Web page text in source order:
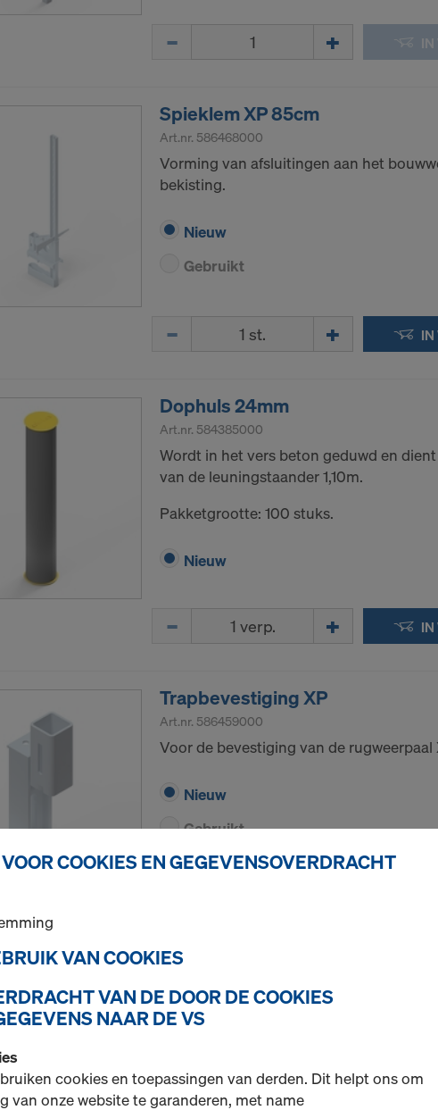
IN
Spieklem XP 85cm
Art.nr. 586468000
Vorming van afsluitingen aan het
bekisting.
Nieuw
Gebruikt
IN
Dophuls 24mm
Art.nr. 584385000
Wordt in het vers beton geduwd en
van de leuningstaander 1,10m.
Pakketgrootte: 100 stuks.
Nieuw
IN
Trapbevestiging XP
Art.nr. 586459000
Voor de bevestiging van de rugweerpaal
Nieuw
Gebruikt
Framax adapter XP
Art.nr.586475000
Bouwen van kantelbare afsluitingen
Nieuw
COOKIES EN GEGEVENSOVERDRACHT
VAN COOKIES
VAN DE DOOR DE COOKIES
NAAR DE VS
cookies en toepassingen van derden. Dit helpt ons om
van onze website te garanderen, met name